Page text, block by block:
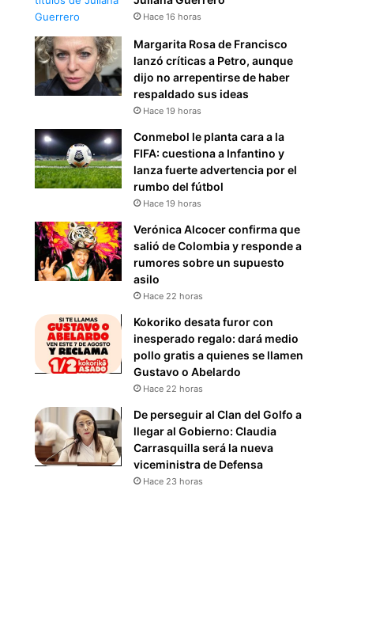
Hace 16 horas
Margarita Rosa de Francisco
lanzó críticas a Petro, aunque
dijo no arrepentirse de haber
respaldado sus ideas
Hace 19 horas
Conmebol le planta cara a la
FIFA: cuestiona a Infantino y
lanza fuerte advertencia por el
rumbo del fútbol
Hace 19 horas
Verónica Alcocer confirma que
salió de Colombia y responde a
rumores sobre un supuesto
asilo
Hace 22 horas
Kokoriko desata furor con
inesperado regalo: dará medio
pollo gratis a quienes se llamen
Gustavo o Abelardo
Hace 22 horas
De perseguir al Clan del Golfo a
llegar al Gobierno: Claudia
Carrasquilla será la nueva
viceministra de Defensa
Hace 23 horas